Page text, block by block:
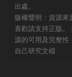
出處。
版權聲明：資源來
喜歡請支持正版。
源的可用及完整性
自己研究文檔